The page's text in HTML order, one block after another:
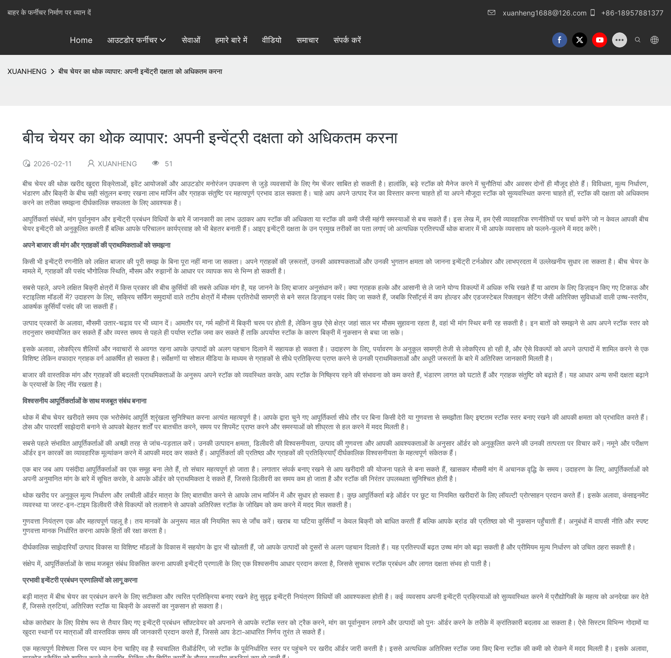
बाहर के फर्नीचर निर्माण पर ध्यान दें xuanheng1688@126.com +86-18957881377
Home आउटडोर फर्नीचर सेवाओं हमारे बारे में वीडियो समाचार संपर्क करें
XUANHENG बीच चेयर का थोक व्यापार: अपनी इन्वेंट्री दक्षता को अधिकतम करना
बीच चेयर का थोक व्यापार: अपनी इन्वेंट्री दक्षता को अधिकतम करना
2026-02-11 XUANHENG 51
बीच चेयर की थोक खरीद खुदरा विक्रेताओं, इवेंट आयोजकों और आउटडोर मनोरंजन उपकरण से जुड़े व्यवसायों के लिए गेम चेंजर साबित हो सकती है। हालांकि, बड़े स्टॉक को मैनेज करने में चुनौतियां और अवसर दोनों ही मौजूद होते हैं। विविधता, मूल्य निर्धारण,
भंडारण और बिक्री के बीच सही संतुलन बनाए रखना लाभ मार्जिन और ग्राहक संतुष्टि पर महत्वपूर्ण प्रभाव डाल सकता है। चाहे आप अपने उत्पाद रेंज का विस्तार करना चाहते हों या अपने मौजूदा स्टॉक को सुव्यवस्थित करना चाहते हों, स्टॉक की दक्षता को अधिकतम
करने का तरीका समझना दीर्घकालिक सफलता के लिए आवश्यक है।
आपूर्तिकर्ता संबंधों, मांग पूर्वानुमान और इन्वेंट्री प्रबंधन विधियों के बारे में जानकारी का लाभ उठाकर आप स्टॉक की अधिकता या स्टॉक की कमी जैसी महंगी समस्याओं से बच सकते हैं। इस लेख में, हम ऐसी व्यावहारिक रणनीतियों पर चर्चा करेंगे जो न केवल आपकी बीच
चेयर इन्वेंट्री को अनुकूलित करती हैं बल्कि आपके परिचालन कार्यप्रवाह को भी बेहतर बनाती हैं। आइए इन्वेंट्री दक्षता के उन प्रमुख तरीकों का पता लगाएं जो अत्यधिक प्रतिस्पर्धी थोक बाजार में भी आपके व्यवसाय को फलने-फूलने में मदद करेंगे।
अपने बाजार की मांग और ग्राहकों की प्राथमिकताओं को समझना
किसी भी इन्वेंट्री रणनीति को लक्षित बाजार की पूरी समझ के बिना पूरा नहीं माना जा सकता। अपने ग्राहकों की ज़रूरतों, उनकी आवश्यकताओं और उनकी भुगतान क्षमता को जानना इन्वेंट्री टर्नओवर और लाभप्रदता में उल्लेखनीय सुधार ला सकता है। बीच चेयर के
मामले में, ग्राहकों की पसंद भौगोलिक स्थिति, मौसम और रुझानों के आधार पर व्यापक रूप से भिन्न हो सकती है।
सबसे पहले, अपने लक्षित बिक्री क्षेत्रों में किस प्रकार की बीच कुर्सियों की सबसे अधिक मांग है, यह जानने के लिए बाजार अनुसंधान करें। क्या ग्राहक हल्के और आसानी से ले जाने योग्य विकल्पों में अधिक रुचि रखते हैं या आराम के लिए डिज़ाइन किए गए टिकाऊ और
स्टाइलिश मॉडलों में? उदाहरण के लिए, सक्रिय सर्फिंग समुदायों वाले तटीय क्षेत्रों में मौसम प्रतिरोधी सामग्री से बने सरल डिज़ाइन पसंद किए जा सकते हैं, जबकि रिसॉर्ट्स में कप होल्डर और एडजस्टेबल रिक्लाइन सेटिंग जैसी अतिरिक्त सुविधाओं वाली उच्च-स्तरीय,
आकर्षक कुर्सियाँ पसंद की जा सकती हैं।
उत्पाद प्रकारों के अलावा, मौसमी उतार-चढ़ाव पर भी ध्यान दें। आमतौर पर, गर्म महीनों में बिक्री चरम पर होती है, लेकिन कुछ ऐसे क्षेत्र जहां साल भर मौसम सुहावना रहता है, वहां भी मांग स्थिर बनी रह सकती है। इन बातों को समझने से आप अपने स्टॉक स्तर को
तदनुसार समायोजित कर सकते हैं और व्यस्त समय से पहले ही पर्याप्त स्टॉक जमा कर सकते हैं ताकि अपर्याप्त स्टॉक के कारण बिक्री में नुकसान से बचा जा सके।
इसके अलावा, लोकप्रिय शैलियों और नवाचारों से अवगत रहना आपके उत्पादों को अलग पहचान दिलाने में सहायक हो सकता है। उदाहरण के लिए, पर्यावरण के अनुकूल सामग्री तेजी से लोकप्रिय हो रही है, और ऐसे विकल्पों को अपने उत्पादों में शामिल करने से एक
विशिष्ट लेकिन वफादार ग्राहक वर्ग आकर्षित हो सकता है। सर्वेक्षणों या सोशल मीडिया के माध्यम से ग्राहकों से सीधे प्रतिक्रिया प्राप्त करने से उनकी प्राथमिकताओं और अधूरी जरूरतों के बारे में अतिरिक्त जानकारी मिलती है।
बाजार की वास्तविक मांग और ग्राहकों की बदलती प्राथमिकताओं के अनुरूप अपने स्टॉक को व्यवस्थित करके, आप स्टॉक के निष्क्रिय रहने की संभावना को कम करते हैं, भंडारण लागत को घटाते हैं और ग्राहक संतुष्टि को बढ़ाते हैं। यह आधार अन्य सभी दक्षता बढ़ाने
के प्रयासों के लिए नींव रखता है।
विश्वसनीय आपूर्तिकर्ताओं के साथ मजबूत संबंध बनाना
थोक में बीच चेयर खरीदते समय एक भरोसेमंद आपूर्ति श्रृंखला सुनिश्चित करना अत्यंत महत्वपूर्ण है। आपके द्वारा चुने गए आपूर्तिकर्ता सीधे तौर पर बिना किसी देरी या गुणवत्ता से समझौता किए इष्टतम स्टॉक स्तर बनाए रखने की आपकी क्षमता को प्रभावित करते हैं।
ठोस और पारदर्शी साझेदारी बनाने से आपको बेहतर शर्तों पर बातचीत करने, समय पर शिपमेंट प्राप्त करने और समस्याओं को शीघ्रता से हल करने में मदद मिलती है।
सबसे पहले संभावित आपूर्तिकर्ताओं की अच्छी तरह से जांच-पड़ताल करें। उनकी उत्पादन क्षमता, डिलीवरी की विश्वसनीयता, उत्पाद की गुणवत्ता और आपकी आवश्यकताओं के अनुसार ऑर्डर को अनुकूलित करने की उनकी तत्परता पर विचार करें। नमूने और परीक्षण
ऑर्डर इन कारकों का व्यावहारिक मूल्यांकन करने में आपकी मदद कर सकते हैं। आपूर्तिकर्ता की प्रतिष्ठा और ग्राहकों की प्रतिक्रियाएँ दीर्घकालिक विश्वसनीयता के महत्वपूर्ण संकेतक हैं।
एक बार जब आप पसंदीदा आपूर्तिकर्ताओं का एक समूह बना लेते हैं, तो संचार महत्वपूर्ण हो जाता है। लगातार संपर्क बनाए रखने से आप खरीदारी की योजना पहले से बना सकते हैं, खासकर मौसमी मांग में अचानक वृद्धि के समय। उदाहरण के लिए, आपूर्तिकर्ताओं को
अपनी अनुमानित मांग के बारे में सूचित करके, वे आपके ऑर्डर को प्राथमिकता दे सकते हैं, जिससे डिलीवरी का समय कम हो जाता है और स्टॉक की निरंतर उपलब्धता सुनिश्चित होती है।
थोक खरीद पर अनुकूल मूल्य निर्धारण और लचीली ऑर्डर मात्रा के लिए बातचीत करने से आपके लाभ मार्जिन में और सुधार हो सकता है। कुछ आपूर्तिकर्ता बड़े ऑर्डर पर छूट या नियमित खरीदारों के लिए लॉयल्टी प्रोत्साहन प्रदान करते हैं। इसके अलावा, कंसाइनमेंट
व्यवस्था या जस्ट-इन-टाइम डिलीवरी जैसे विकल्पों को तलाशने से आपको अतिरिक्त स्टॉक के जोखिम को कम करने में मदद मिल सकती है।
गुणवत्ता नियंत्रण एक और महत्वपूर्ण पहलू है। तय मानकों के अनुरूप माल की नियमित रूप से जाँच करें। खराब या घटिया कुर्सियाँ न केवल बिक्री को बाधित करती हैं बल्कि आपके ब्रांड की प्रतिष्ठा को भी नुकसान पहुँचाती हैं। अनुबंधों में वापसी नीति और स्पष्ट
गुणवत्ता मानक निर्धारित करना आपके हितों की रक्षा करता है।
दीर्घकालिक साझेदारियाँ उत्पाद विकास या विशिष्ट मॉडलों के विकास में सहयोग के द्वार भी खोलती हैं, जो आपके उत्पादों को दूसरों से अलग पहचान दिलाते हैं। यह प्रतिस्पर्धी बढ़त उच्च मांग को बढ़ा सकती है और प्रीमियम मूल्य निर्धारण को उचित ठहरा सकती है।
संक्षेप में, आपूर्तिकर्ताओं के साथ मजबूत संबंध विकसित करना आपकी इन्वेंट्री प्रणाली के लिए एक विश्वसनीय आधार प्रदान करता है, जिससे सुचारू स्टॉक प्रबंधन और लागत दक्षता संभव हो पाती है।
प्रभावी इन्वेंटरी प्रबंधन प्रणालियों को लागू करना
बड़ी मात्रा में बीच चेयर का प्रबंधन करने के लिए सटीकता और त्वरित प्रतिक्रिया बनाए रखने हेतु सुदृढ़ इन्वेंट्री नियंत्रण विधियों की आवश्यकता होती है। कई व्यवसाय अपनी इन्वेंट्री प्रक्रियाओं को सुव्यवस्थित करने में प्रौद्योगिकी के महत्व को अनदेखा कर देते
हैं, जिससे त्रुटियां, अतिरिक्त स्टॉक या बिक्री के अवसरों का नुकसान हो सकता है।
थोक कारोबार के लिए विशेष रूप से तैयार किए गए इन्वेंट्री प्रबंधन सॉफ़्टवेयर को अपनाने से आपके स्टॉक स्तर को ट्रैक करने, मांग का पूर्वानुमान लगाने और उत्पादों को पुनः ऑर्डर करने के तरीके में क्रांतिकारी बदलाव आ सकता है। ऐसे सिस्टम विभिन्न गोदामों या
खुदरा स्थानों पर मात्राओं की वास्तविक समय की जानकारी प्रदान करते हैं, जिससे आप डेटा-आधारित निर्णय तुरंत ले सकते हैं।
एक महत्वपूर्ण विशेषता जिस पर ध्यान देना चाहिए वह है स्वचालित रीऑर्डरिंग, जो स्टॉक के पूर्वनिर्धारित स्तर पर पहुंचने पर खरीद ऑर्डर जारी करती है। इससे अत्यधिक अतिरिक्त स्टॉक जमा किए बिना स्टॉक की कमी को रोकने में मदद मिलती है। इसके अलावा,